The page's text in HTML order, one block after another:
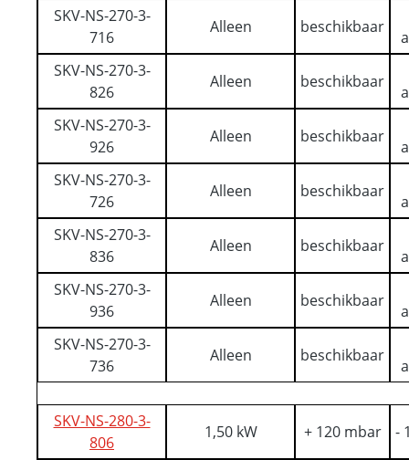
SKV-NS-270-3-
716
Alleen beschikbaar
SKV-NS-270-3-
826
Alleen beschikbaar
SKV-NS-270-3-
926
Alleen beschikbaar
SKV-NS-270-3-
726
Alleen beschikbaar
SKV-NS-270-3-
836
Alleen beschikbaar
SKV-NS-270-3-
936
Alleen beschikbaar
SKV-NS-270-3-
736
Alleen beschikbaar
SKV-NS-280-3-
806
1,50 kW + 120 mbar -